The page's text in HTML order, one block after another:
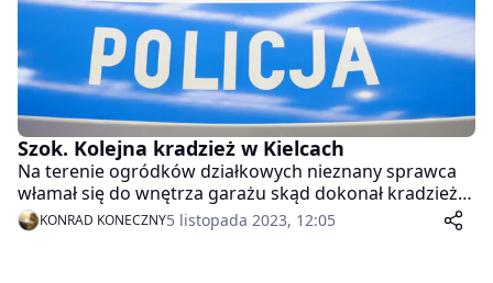
Szok. Kolejna kradzież w Kielcach
Na terenie ogródków działkowych nieznany sprawca
włamał się do wnętrza garażu skąd dokonał kradzieży
skrzynki z narzędziami, czterech plandek, parasola i
trzech leżaków. Właściciel oszacował straty na 1000
KONRAD KONECZNY5 listopada 2023, 12:05